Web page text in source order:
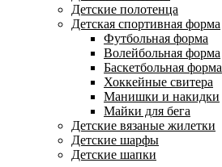
Детские полотенца
Детская спортивная форма
Футбольная форма
Волейбольная форма
Баскетбольная форма
Хоккейные свитера
Манишки и накидки
Майки для бега
Детские вязаные жилетки
Детские шарфы
Детские шапки